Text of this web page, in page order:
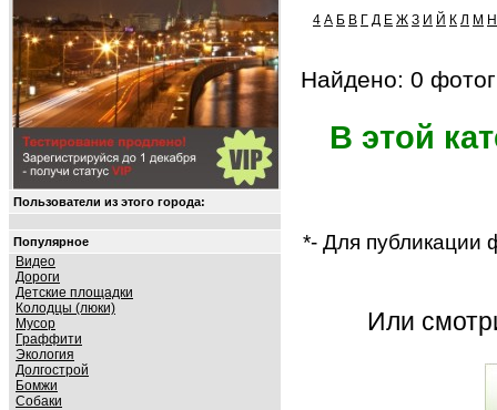
Пользователи из этого города:
Популярное
Видео
Дороги
Детские площадки
Колодцы (люки)
Мусор
Граффити
Экология
Долгострой
Бомжи
Собаки
4 А Б В Г Д Е Ж З И Й К Л М Н
Найдено: 0
В этой
*- Для публикации
Или